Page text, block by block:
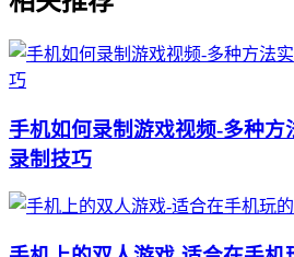
手机如何录制游戏视频-多种方
录制技巧